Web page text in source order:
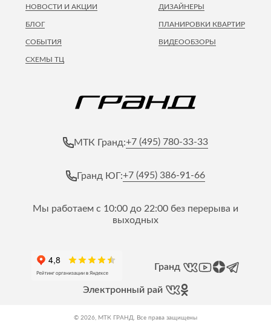
НОВОСТИ И АКЦИИ
ПЛАНИРОВКИ КВАРТИР
ВИДЕООБЗОРЫ
БЛОГ
СОБЫТИЯ
СХЕМЫ ТЦ
ДИЗАЙНЕРЫ
МТК Гранд:+7 (495) 780-33-33
Гранд ЮГ:+7 (495) 386-91-66
Мы работаем с 10:00 до 22:00 без перерыва и
выходных
Гранд
Электронный рай
© 2026, МТК ГРАНД. Все права защищены